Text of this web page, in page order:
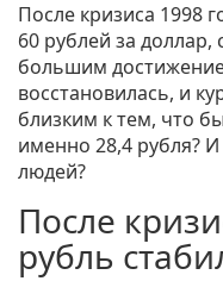
После кризиса 1998
60 рублей за доллар,
большим
восстановилась, и
близким к тем, что
именно 28,4 рубля?
людей?
После
рубль